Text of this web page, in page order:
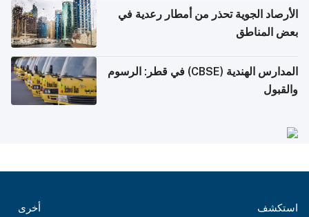
الأرصاد الجوية تحذر من أمطار رعدية في
بعض المناطق
المدارس الهندية (CBSE) في قطر: الرسوم
والقبول
استكشف أخرى